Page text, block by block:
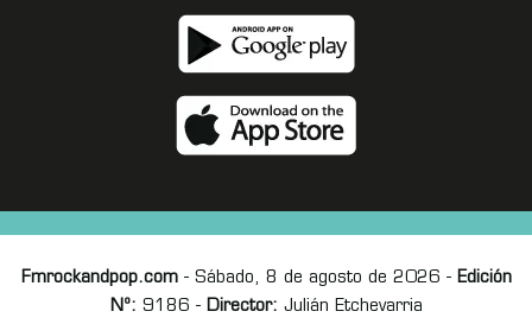
Fmrockandpop.com- Sábado, 8 de agosto de 2026 - Edición
Nº: 9186 - Director: Julián Etchevarria